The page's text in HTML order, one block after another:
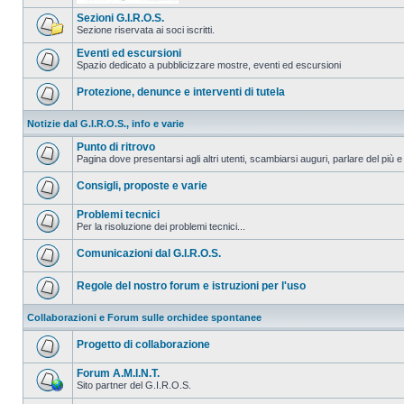
Sezioni G.I.R.O.S.
Sezione riservata ai soci iscritti.
Eventi ed escursioni
Spazio dedicato a pubblicizzare mostre, eventi ed escursioni
Protezione, denunce e interventi di tutela
Notizie dal G.I.R.O.S., info e varie
Punto di ritrovo
Pagina dove presentarsi agli altri utenti, scambiarsi auguri, parlare del più e
Consigli, proposte e varie
Problemi tecnici
Per la risoluzione dei problemi tecnici...
Comunicazioni dal G.I.R.O.S.
Regole del nostro forum e istruzioni per l'uso
Collaborazioni e Forum sulle orchidee spontanee
Progetto di collaborazione
Forum A.M.I.N.T.
Sito partner del G.I.R.O.S.